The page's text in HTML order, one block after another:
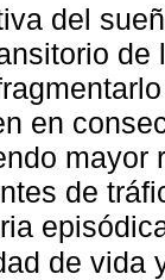
del
en
mayor
de
de vida